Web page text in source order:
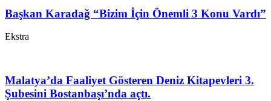
Başkan Karadağ “Bizim İçin Önemli 3 Konu Vardı”
Ekstra
Malatya’da Faaliyet Gösteren Deniz Kitapevleri 3.
Şubesini Bostanbaşı’nda açtı.